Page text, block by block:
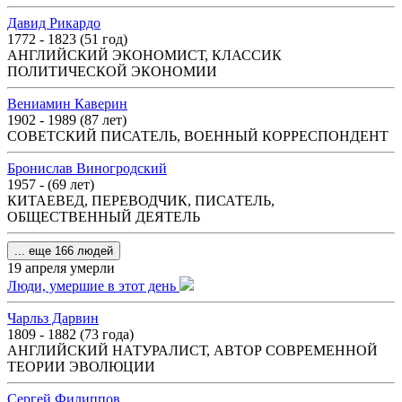
Давид Рикардо
1772 - 1823 (51 год)
АНГЛИЙСКИЙ ЭКОНОМИСТ, КЛАССИК
ПОЛИТИЧЕСКОЙ ЭКОНОМИИ
Вениамин Каверин
1902 - 1989 (87 лет)
СОВЕТСКИЙ ПИСАТЕЛЬ, ВОЕННЫЙ КОРРЕСПОНДЕНТ
Бронислав Виногродский
1957 - (69 лет)
КИТАЕВЕД, ПЕРЕВОДЧИК, ПИСАТЕЛЬ,
ОБЩЕСТВЕННЫЙ ДЕЯТЕЛЬ
... еще 166 людей
19 апреля умерли
Люди, умершие в этот день
Чарльз Дарвин
1809 - 1882 (73 года)
АНГЛИЙСКИЙ НАТУРАЛИСТ, АВТОР СОВРЕМЕННОЙ
ТЕОРИИ ЭВОЛЮЦИИ
Сергей Филиппов